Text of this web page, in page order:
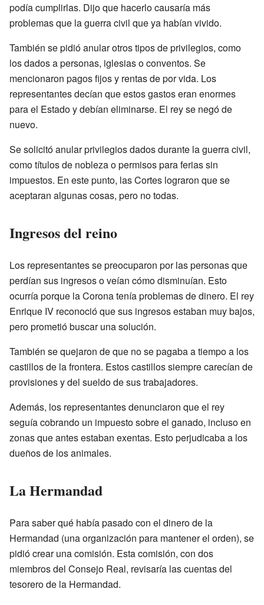
podía cumplirlas. Dijo que hacerlo causaría más
problemas que la guerra civil que ya habían vivido.
También se pidió anular otros tipos de privilegios, como
los dados a personas, iglesias o conventos. Se
mencionaron pagos fijos y rentas de por vida. Los
representantes decían que estos gastos eran enormes
para el Estado y debían eliminarse. El rey se negó de
nuevo.
Se solicitó anular privilegios dados durante la guerra civil,
como títulos de nobleza o permisos para ferias sin
impuestos. En este punto, las Cortes lograron que se
aceptaran algunas cosas, pero no todas.
Ingresos del reino
Los representantes se preocuparon por las personas que
perdían sus ingresos o veían cómo disminuían. Esto
ocurría porque la Corona tenía problemas de dinero. El rey
Enrique IV reconoció que sus ingresos estaban muy bajos,
pero prometió buscar una solución.
También se quejaron de que no se pagaba a tiempo a los
castillos de la frontera. Estos castillos siempre carecían de
provisiones y del sueldo de sus trabajadores.
Además, los representantes denunciaron que el rey
seguía cobrando un impuesto sobre el ganado, incluso en
zonas que antes estaban exentas. Esto perjudicaba a los
dueños de los animales.
La Hermandad
Para saber qué había pasado con el dinero de la
Hermandad (una organización para mantener el orden), se
pidió crear una comisión. Esta comisión, con dos
miembros del Consejo Real, revisaría las cuentas del
tesorero de la Hermandad.